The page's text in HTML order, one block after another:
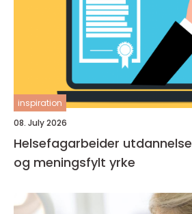
inspiration
08. July 2026
Helsefagarbeider utdannelse veien til et trygt
og meningsfylt yrke